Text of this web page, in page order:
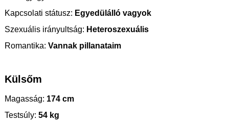
Kapcsolati státusz: Egyedülálló vagyok
Szexuális irányultság: Heteroszexuális
Romantika: Vannak pillanataim
Külsőm
Magasság: 174 cm
Testsúly: 54 kg